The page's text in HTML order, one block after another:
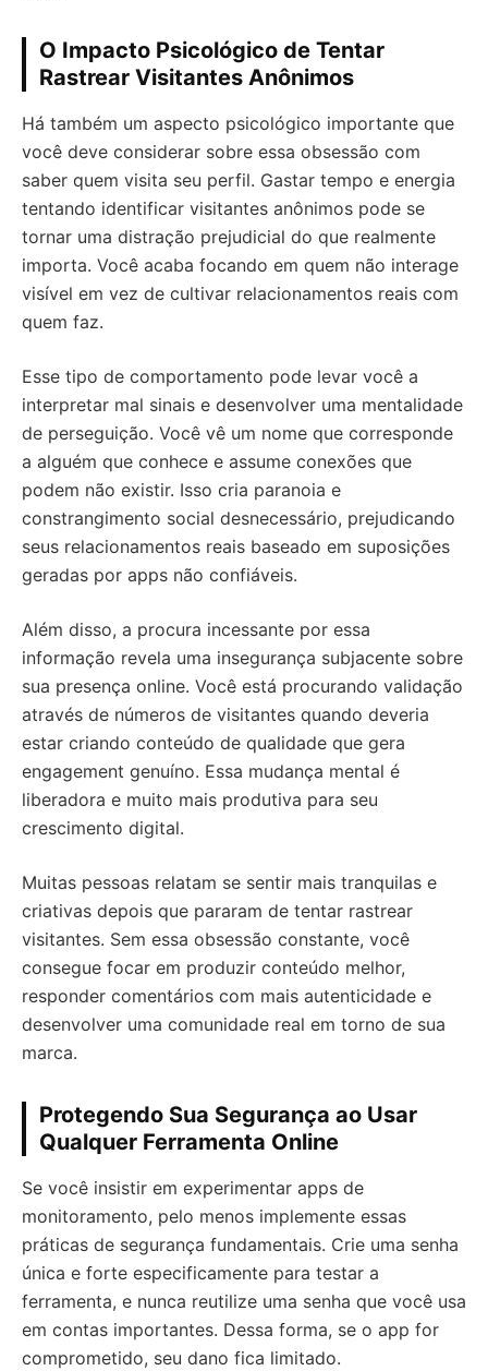
O Impacto Psicológico de Tentar
Rastrear Visitantes Anônimos
Há também um aspecto psicológico importante que
você deve considerar sobre essa obsessão com
saber quem visita seu perfil. Gastar tempo e energia
tentando identificar visitantes anônimos pode se
tornar uma distração prejudicial do que realmente
importa. Você acaba focando em quem não interage
visível em vez de cultivar relacionamentos reais com
quem faz.
Esse tipo de comportamento pode levar você a
interpretar mal sinais e desenvolver uma mentalidade
de perseguição. Você vê um nome que corresponde
a alguém que conhece e assume conexões que
podem não existir. Isso cria paranoia e
constrangimento social desnecessário, prejudicando
seus relacionamentos reais baseado em suposições
geradas por apps não confiáveis.
Além disso, a procura incessante por essa
informação revela uma insegurança subjacente sobre
sua presença online. Você está procurando validação
através de números de visitantes quando deveria
estar criando conteúdo de qualidade que gera
engagement genuíno. Essa mudança mental é
liberadora e muito mais produtiva para seu
crescimento digital.
Muitas pessoas relatam se sentir mais tranquilas e
criativas depois que pararam de tentar rastrear
visitantes. Sem essa obsessão constante, você
consegue focar em produzir conteúdo melhor,
responder comentários com mais autenticidade e
desenvolver uma comunidade real em torno de sua
marca.
Protegendo Sua Segurança ao Usar
Qualquer Ferramenta Online
Se você insistir em experimentar apps de
monitoramento, pelo menos implemente essas
práticas de segurança fundamentais. Crie uma senha
única e forte especificamente para testar a
ferramenta, e nunca reutilize uma senha que você usa
em contas importantes. Dessa forma, se o app for
comprometido, seu dano fica limitado.